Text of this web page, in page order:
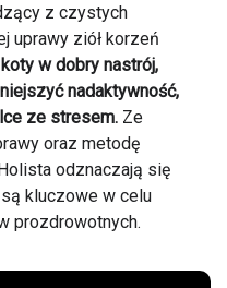
z czystych
uprawy ziół korzeń
w dobry nastrój,
nadaktywność,
ze stresem. Ze
oraz metodę
odznaczają się
kluczowe w celu
prozdrowotnych.